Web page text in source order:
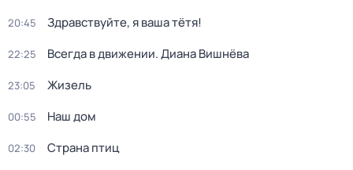
20:45 Здравствуйте, я ваша тётя!
22:25 Всегда в движении. Диана Вишнёва
23:05 Жизель
00:55 Наш дом
02:30 Страна птиц